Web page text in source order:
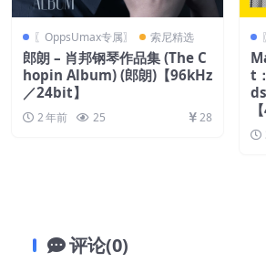
〖OppsUmax专属〗 索尼精选
郎朗 – 肖邦钢琴作品集 (The C
hopin Album) (郎朗)【96kHz
／24bit】
2 年前 25 28
t
评论(0)